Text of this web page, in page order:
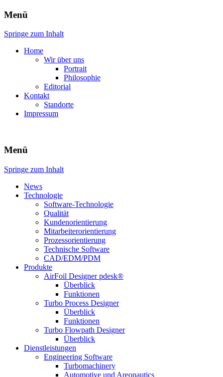
atech.de
TECHNOLOGY
Menü
Springe zum Inhalt
Home
Wir über uns
Portrait
Philosophie
Editorial
Kontakt
Standorte
Impressum
Menü
Springe zum Inhalt
News
Technologie
Software-Technologie
Qualität
Kundenorientierung
Mitarbeiterorientierung
Prozessorientierung
Technische Software
CAD/EDM/PDM
Produkte
AirFoil Designer pdesk®
Überblick
Funktionen
Turbo Process Designer
Überblick
Funktionen
Turbo Flowpath Designer
Überblick
Dienstleistungen
Engineering Software
Turbomachinery
Automotive und Areonautics